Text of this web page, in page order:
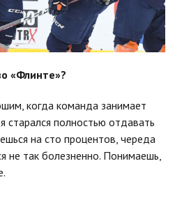
«Флинте»?
когда команда занимает
старался полностью отдавать
на сто процентов, череда
не так болезненно. Понимаешь,